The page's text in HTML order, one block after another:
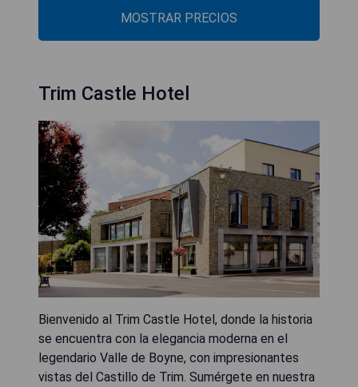
MOSTRAR PRECIOS
Trim Castle Hotel
Bienvenido al Trim Castle Hotel, donde la historia
se encuentra con la elegancia moderna en el
legendario Valle de Boyne, con impresionantes
vistas del Castillo de Trim. Sumérgete en nuestra